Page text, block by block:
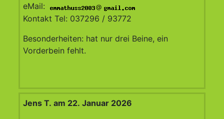
eMail:
@
Kontakt Tel: 037296 / 93772
Besonderheiten: hat nur drei Beine, ein
Vorderbein fehlt.
Jens T. am 22. Januar 2026